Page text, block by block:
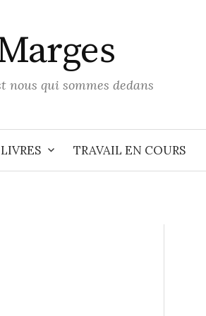
nous qui sommes dedans
LIVRES TRAVAIL EN COURS